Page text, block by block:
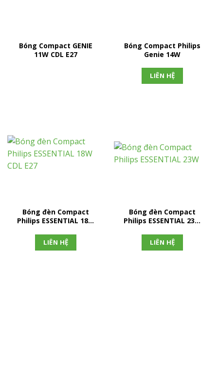
Bóng Compact GENIE
11W CDL E27
Bóng Compact Philips
Genie 14W
LIÊN HỆ
Bóng đèn Compact
Philips ESSENTIAL 18W
LIÊN HỆ
Bóng đèn Compact
Philips ESSENTIAL 23W
LIÊN HỆ